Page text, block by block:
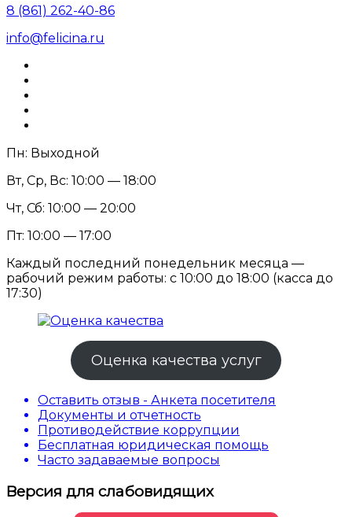
8 (861) 262-40-86
info@felicina.ru
Пн: Выходной
Вт, Ср, Вс: 10:00 — 18:00
Чт, Сб: 10:00 — 20:00
Пт: 10:00 — 17:00
Каждый последний понедельник месяца —
рабочий режим работы: с 10:00 до 18:00 (касса до
17:30)
Оценка качества услуг
Оставить отзыв - Анкета посетителя
Документы и отчетность
Противодействие коррупции
Бесплатная юридическая помощь
Часто задаваемые вопросы
Версия для слабовидящих